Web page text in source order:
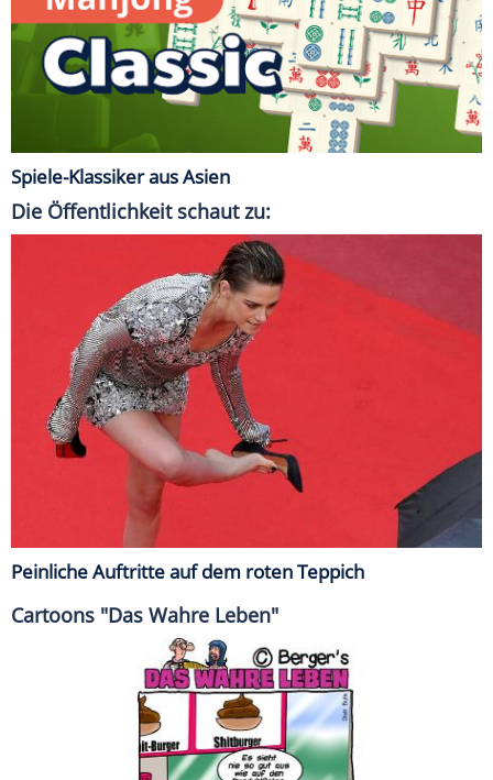
Spiele-Klassiker aus Asien
Die Öffentlichkeit schaut zu:
Peinliche Auftritte auf dem roten Teppich
Cartoons "Das Wahre Leben"